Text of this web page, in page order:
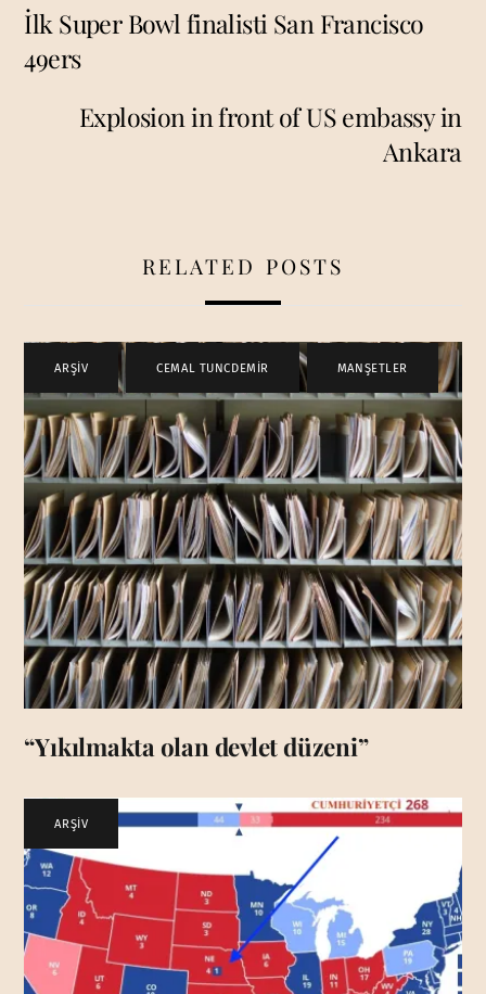
İlk Super Bowl finalisti San Francisco
49ers
Explosion in front of US embassy in
Ankara
RELATED POSTS
ARŞİV CEMAL TUNCDEMİR , MANŞETLER
“Yıkılmakta olan devlet düzeni”
ARŞİV